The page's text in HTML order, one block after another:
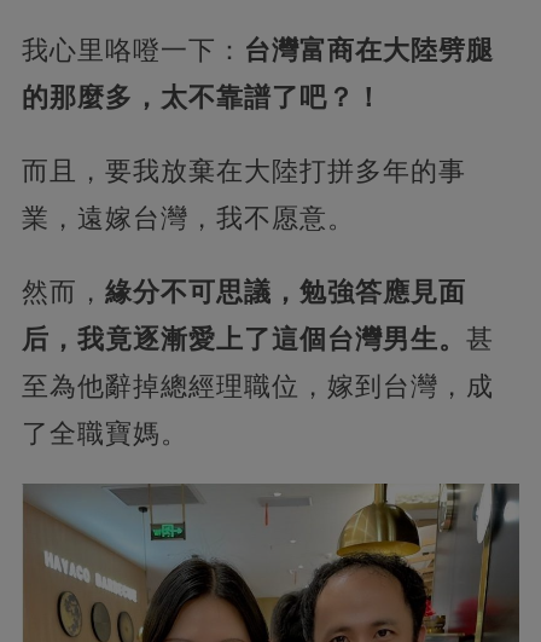
我心里咯噔一下： 台灣富商在大陸劈腿
的那麼多，太不靠譜了吧？！
而且，要我放棄在大陸打拼多年的事
業，遠嫁台灣，我不愿意。
然而， 緣分不可思議，勉強答應見面
后，我竟逐漸愛上了這個台灣男生。 甚
至為他辭掉總經理職位，嫁到台灣，成
了全職寶媽。